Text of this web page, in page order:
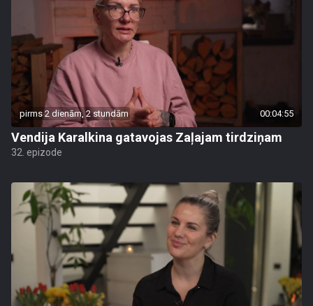
pirms 2 dienām, 2 stundām 00:04:55
Vendija Karalkina gatavojas Zaļajam tirdziņam
32. epizode